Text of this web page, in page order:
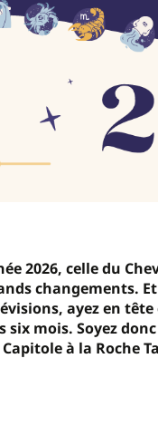
2026, celle du
changements.
ayez en
mois. Soyez
à la Roche